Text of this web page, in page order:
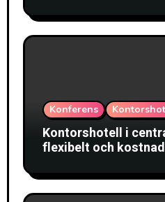
Konferens
Kontorshotell i
flexibelt och